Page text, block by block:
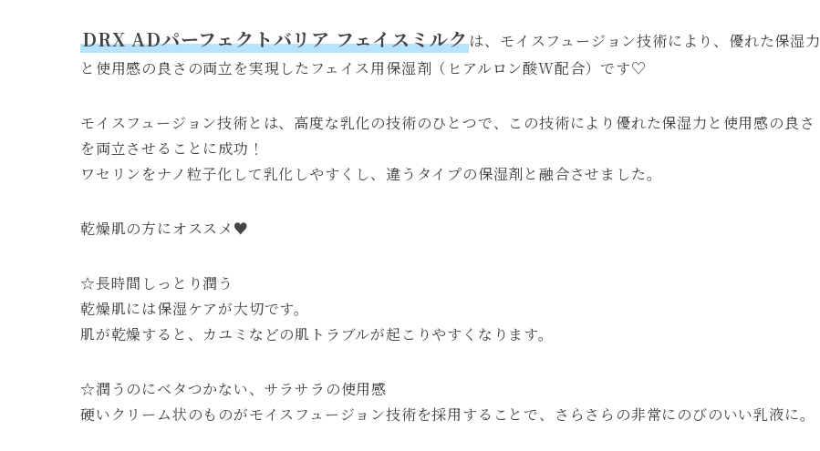
DRX ADパーフェクトバリア フェイスミルクは、モイスフュージョン技術により、優れた保湿力
と使用感の良さの両立を実現したフェイス用保湿剤（ヒアルロン酸W配合）です♡
モイスフュージョン技術とは、高度な乳化の技術のひとつで、この技術により優れた保湿力と使用感の良さ
を両立させることに成功！
ワセリンをナノ粒子化して乳化しやすくし、違うタイプの保湿剤と融合させました。
乾燥肌の方にオススメ♥️
☆長時間しっとり潤う
乾燥肌には保湿ケアが大切です。
肌が乾燥すると、カユミなどの肌トラブルが起こりやすくなります。
☆潤うのにベタつかない、サラサラの使用感
硬いクリーム状のものがモイスフュージョン技術を採用することで、さらさらの非常にのびのいい乳液に。